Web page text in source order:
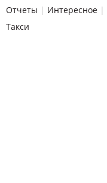
Отчеты | Интересное |
Такси